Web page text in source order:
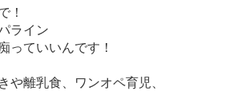
！
ライン
っていいんです！
や離乳食、ワンオペ育児、